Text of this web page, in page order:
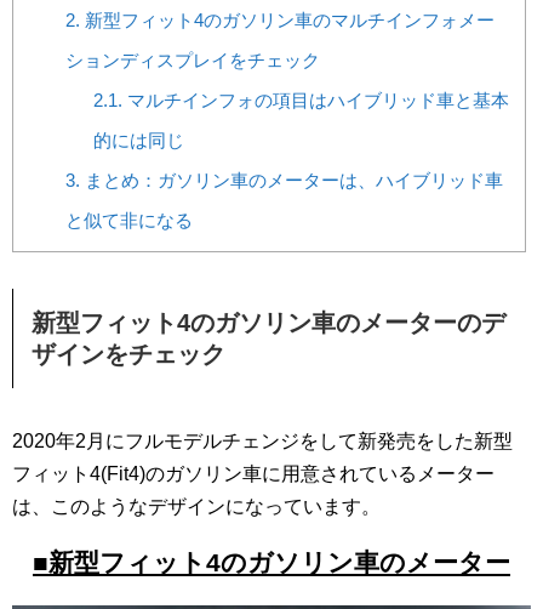
2. 新型フィット4のガソリン車のマルチインフォメー
ションディスプレイをチェック
2.1. マルチインフォの項目はハイブリッド車と基本
的には同じ
3. まとめ：ガソリン車のメーターは、ハイブリッド車
と似て非になる
新型フィット4のガソリン車のメーターのデ
ザインをチェック
2020年2月にフルモデルチェンジをして新発売をした新型
フィット4(Fit4)のガソリン車に用意されているメーター
は、このようなデザインになっています。
■新型フィット4のガソリン車のメーター